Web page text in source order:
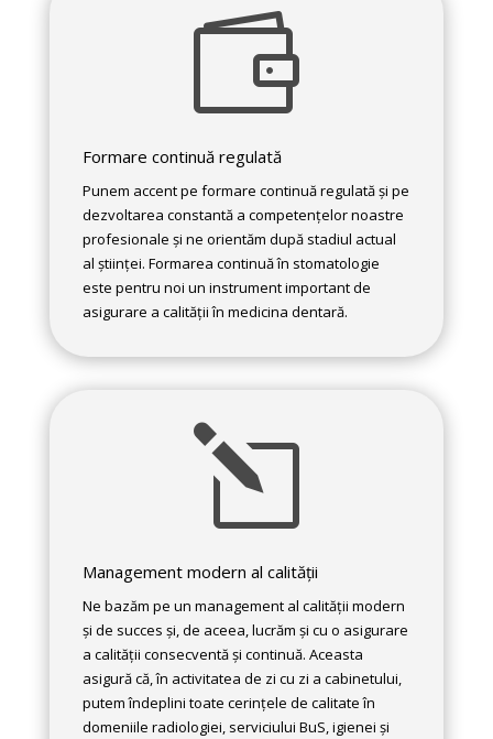

Formare continuă regulată
Punem accent pe formare continuă regulată și pe
dezvoltarea constantă a competențelor noastre
profesionale și ne orientăm după stadiul actual
al științei. Formarea continuă în stomatologie
este pentru noi un instrument important de
asigurare a calității în medicina dentară.
l
Management modern al calității
Ne bazăm pe un management al calității modern
și de succes și, de aceea, lucrăm și cu o asigurare
a calității consecventă și continuă. Aceasta
asigură că, în activitatea de zi cu zi a cabinetului,
putem îndeplini toate cerințele de calitate în
domeniile radiologiei, serviciului BuS, igienei și